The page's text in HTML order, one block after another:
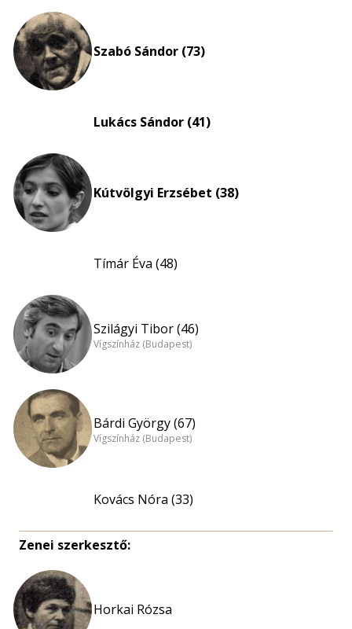
Szabó Sándor (73)
Lukács Sándor (41)
Kútvölgyi Erzsébet (38)
Tímár Éva (48)
Szilágyi Tibor (46)
Vígszínház (Budapest)
Bárdi György (67)
Vígszínház (Budapest)
Kovács Nóra (33)
Zenei szerkesztő:
Horkai Rózsa